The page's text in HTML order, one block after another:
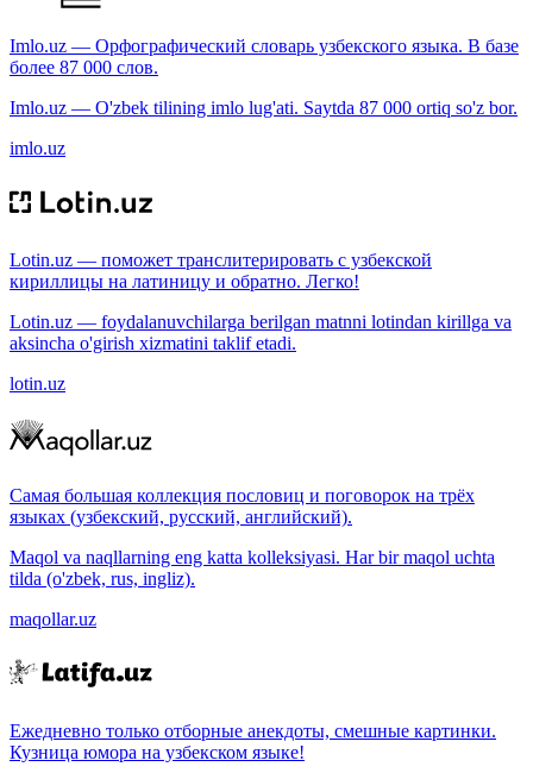
Imlo.uz — Орфографический словарь узбекского языка. В базе
более 87 000 слов.
Imlo.uz — O'zbek tilining imlo lug'ati. Saytda 87 000 ortiq so'z bor.
imlo.uz
Lotin.uz — поможет транслитерировать с узбекской
кириллицы на латиницу и обратно. Легко!
Lotin.uz — foydalanuvchilarga berilgan matnni lotindan kirillga va
aksincha o'girish xizmatini taklif etadi.
lotin.uz
Самая большая коллекция пословиц и поговорок на трёх
языках (узбекский, русский, английский).
Maqol va naqllarning eng katta kolleksiyasi. Har bir maqol uchta
tilda (o'zbek, rus, ingliz).
maqollar.uz
Ежедневно только отборные анекдоты, смешные картинки.
Кузница юмора на узбекском языке!